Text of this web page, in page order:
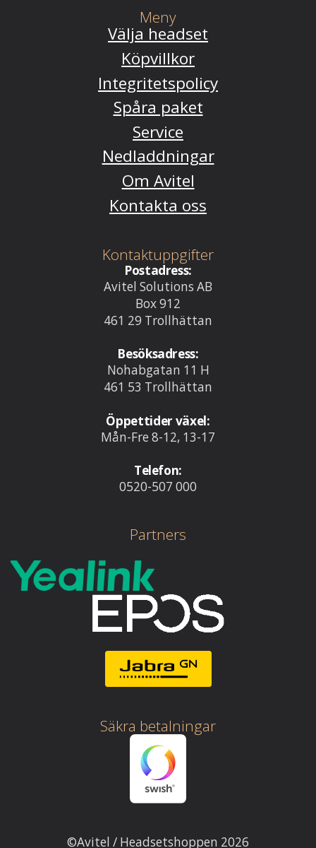
Meny
Välja headset
Köpvillkor
Integritetspolicy
Spåra paket
Service
Nedladdningar
Om Avitel
Kontakta oss
Kontaktuppgifter
Postadress:
Avitel Solutions AB
Box 912
461 29 Trollhättan
Besöksadress:
Nohabgatan 11 H
461 53 Trollhättan
Öppettider växel:
Mån-Fre 8-12, 13-17
Telefon:
0520-507 000
Partners
Säkra betalningar
©Avitel / Headsetshoppen 2026